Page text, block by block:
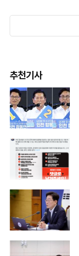
추천기사